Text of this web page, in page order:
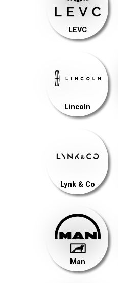
LEVC
Lincoln
Lynk & Co
Man